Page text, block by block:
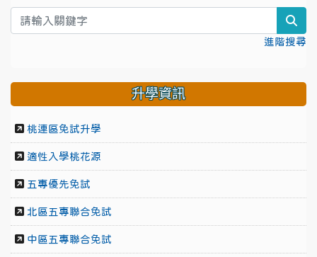
進階搜尋
升學資訊
桃連區免試升學
適性入學桃花源
五專優先免試
北區五專聯合免試
中區五專聯合免試